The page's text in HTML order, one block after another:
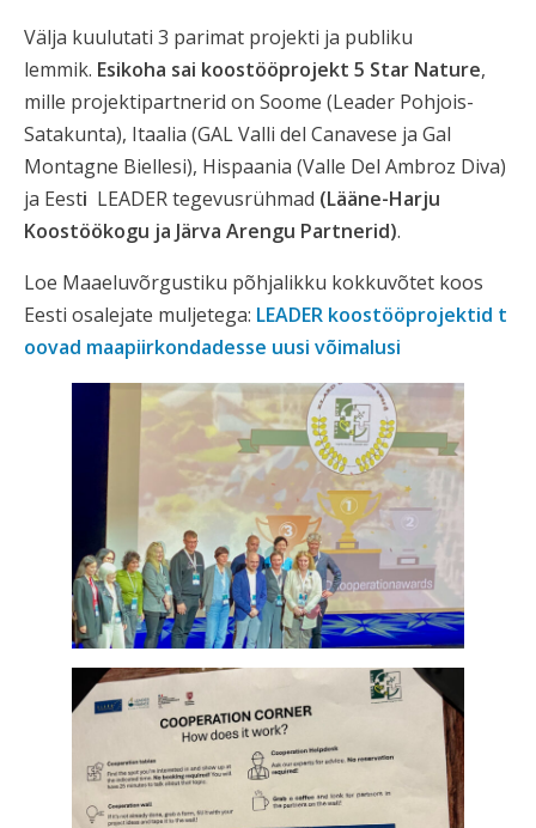
Välja kuulutati 3 parimat projekti ja publiku
lemmik. Esikoha sai koostööprojekt 5 Star Nature,
mille projektipartnerid on Soome (Leader Pohjois-
Satakunta), Itaalia (GAL Valli del Canavese ja Gal
Montagne Biellesi), Hispaania (Valle Del Ambroz Diva)
ja Eesti LEADER tegevusrühmad (Lääne-Harju
Koostöökogu ja Järva Arengu Partnerid).
Loe Maaeluvõrgustiku põhjalikku kokkuvõtet koos
Eesti osalejate muljetega: LEADER koostööprojektid t
oovad maapiirkondadesse uusi võimalusi